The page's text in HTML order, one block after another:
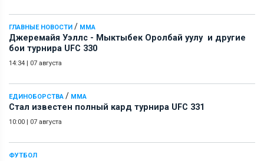
ГЛАВНЫЕ НОВОСТИ / ММА
Джеремайя Уэллс - Мыктыбек Оролбай уулу и другие
бои турнира UFC 330
14:34 | 07 августа
ЕДИНОБОРСТВА / ММА
Стал известен полный кард турнира UFC 331
10:00 | 07 августа
ФУТБОЛ